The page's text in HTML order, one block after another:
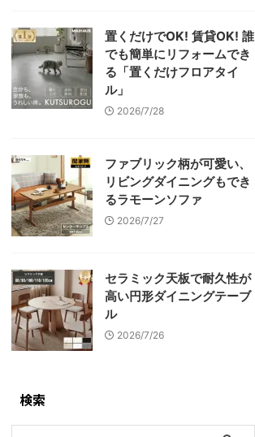
置くだけでOK! 賃貸OK! 誰
でも簡単にリフォームでき
る「置くだけフロアタイ
ル」
2026/7/28
ファブリック柄が可愛い、
リビングダイニングもでき
るラモーンソファ
2026/7/27
セラミック天板で耐久性が
高い円形ダイニングテーブ
ル
2026/7/26
検索